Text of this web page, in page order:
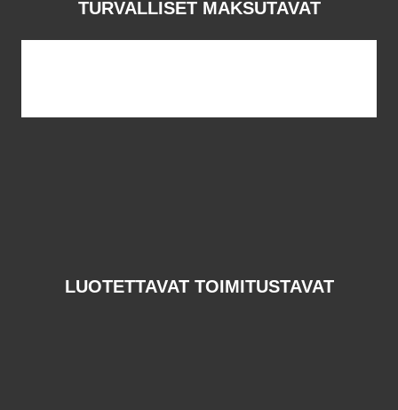
TURVALLISET MAKSUTAVAT
LUOTETTAVAT TOIMITUSTAVAT